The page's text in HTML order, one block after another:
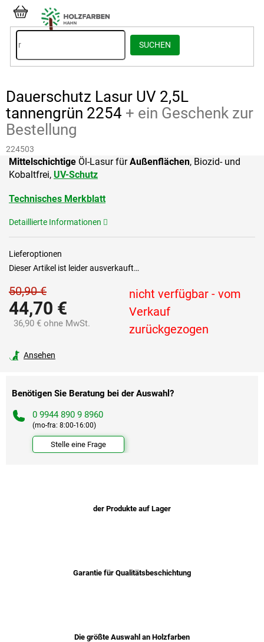
Inhalt
springen
SUCHEN
WARENKORB
Dauerschutz Lasur UV 2,5L
tannengrün 2254 + ein Geschenk zur
Bestellung
224503
50,90 €
44,70 €
36,90 € ohne MwSt.
Verkaufspreis:
nicht verfügbar - vom
Verkauf
zurückgezogen
Lieferoptionen
Dieser Artikel ist leider ausverkauft…
Mittelschichtige Öl-Lasur fürAußenflächen, Biozid- und
Kobaltfrei, UV-Schutz
Technisches Merkblatt
Detaillierte Informationen
Ansehen
Benötigen Sie Beratung bei der Auswahl?
0 9944 890 9 8960
(mo-fra: 8:00-16:00)
Stelle eine Frage
der Produkte auf Lager
Garantie für Qualitätsbeschichtung
Die größte Auswahl an Holzfarben